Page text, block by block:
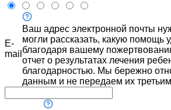
E-
mail
Ваш адрес электронной почты
могли рассказать, какую помощь
благодаря вашему
отчет о результатах лечения
благодарностью. Мы бережно
данным и не передаем их